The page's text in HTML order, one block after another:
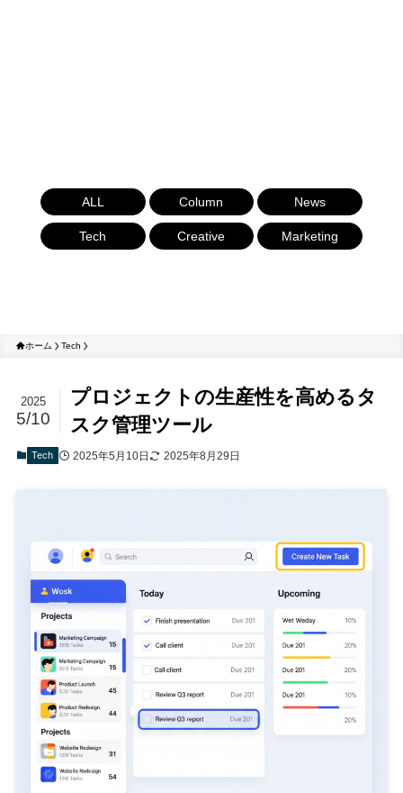
ALL Column News
Tech Creative Marketing
ホーム Tech
プロジェクトの生産性を高めるタ
スク管理ツール
2025
5/10
Tech 2025年5月10日 2025年8月29日